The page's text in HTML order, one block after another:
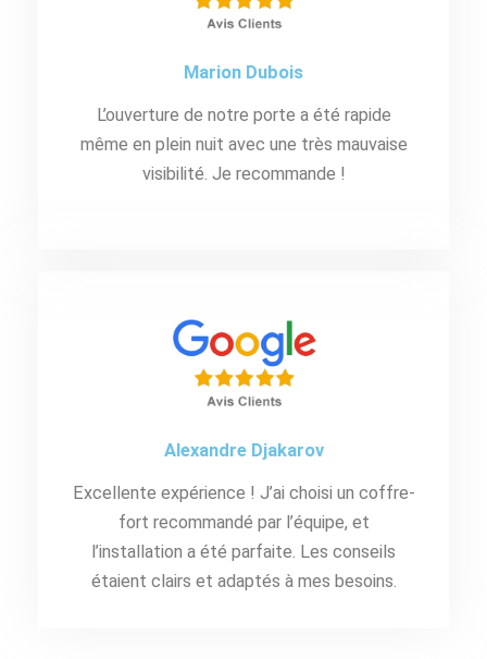
Marion Dubois
L’ouverture de notre porte a été rapide
même en plein nuit avec une très mauvaise
visibilité. Je recommande !
Alexandre Djakarov
Excellente expérience ! J’ai choisi un coffre-
fort recommandé par l’équipe, et
l’installation a été parfaite. Les conseils
étaient clairs et adaptés à mes besoins.